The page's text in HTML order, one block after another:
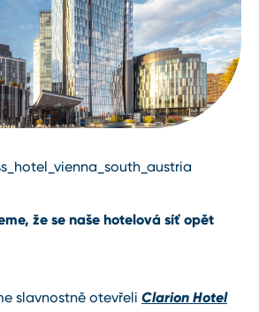
že se naše hotelová síť opět
slavnostně otevřeli Clarion Hotel